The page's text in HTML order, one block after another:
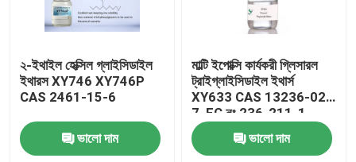
নভোলাক ফেনোলিক ইপোক্সি
২-ইথাইল হেক্সিল গ্লাইসিডাইল
ইথারস XY746 XY746P
CAS 2461-15-6
ভালো দাম
মাল্টি ইপোক্সি কার্যকরী গ্লিসারল
ট্রাইগ্লাইসিডাইল ইথার্স
XY633 CAS 13236-02-
7, EC নং 236-211-1,
আণবিক সংকেত C12H20O6,
1,2,3-ট্রিস(2,3-
ভালো দাম